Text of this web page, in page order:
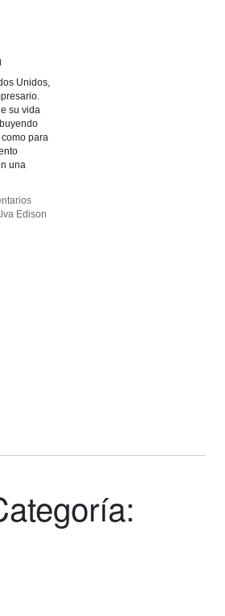
Unidos,
su vida
para
una
Edison
Edison